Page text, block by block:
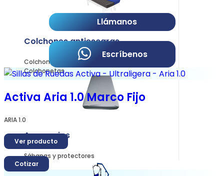
Colchones antiescaras
Colchones
Colchonetas
Accesorios
Sábanas y protectores
Llámanos
Escríbenos
Activa Aria 1.0 Marco Fijo
ARIA 1.0
Ver producto
Cotizar